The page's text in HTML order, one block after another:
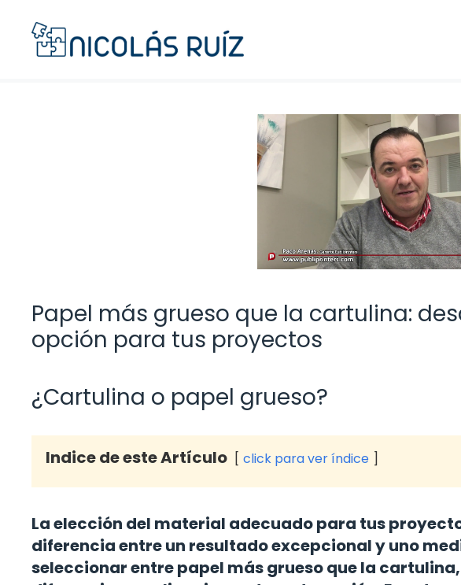
contenido
Papel más grueso que la cartulina:
opción para tus proyectos
¿Cartulina o papel grueso?
Indice de este Artículo click para ver índice
La elección del material adecuado para tus
diferencia entre un resultado excepcional y uno
seleccionar entre papel más grueso que la